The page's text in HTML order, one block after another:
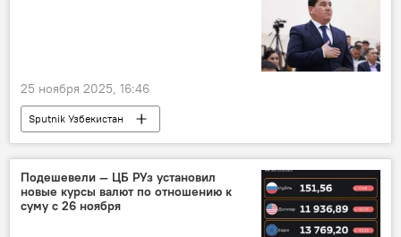
25 ноября 2025, 16:46
Sputnik Узбекистан
Подешевели — ЦБ РУз установил
новые курсы валют по отношению к
суму с 26 ноября